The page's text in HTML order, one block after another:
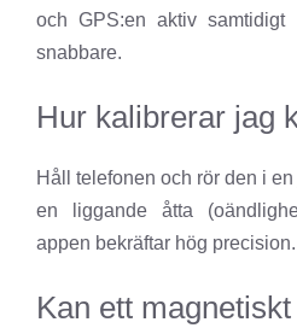
och GPS:en aktiv
snabbare.
Hur kalibrerar jag
Håll telefonen och rör den i
en liggande åtta
appen bekräftar hög precision.
Kan ett